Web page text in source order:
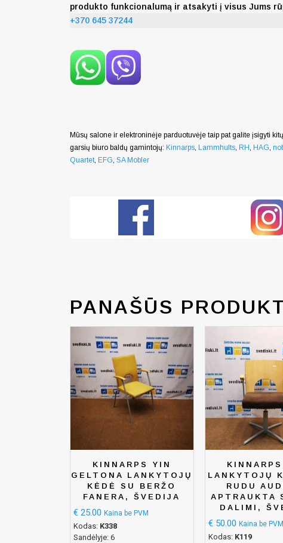
produkto funkcionalumą ir atsakyti į visus Jums
+370 645 37244
Mūsų salone ir elektroninėje parduotuvėje taip pat galite įsigyti
garsių biuro baldų gamintojų: Kinnarps, Lammhults, RH, HAG,
Quartet, EFG, SA Mobler
PANAŠŪS
KINNARPS YIN
GELTONA LANKYTOJŲ
KĖDĖ SU BERŽO
FANERA, ŠVEDIJA
€ 25.00 Kaina be PVM
Kodas: K338
Sandėlyje: 6
LANKYTOJŲ
RUDU
APTRAUKTA
DALIMI,
€50.00 Kaina be PVM
Kodas: K119